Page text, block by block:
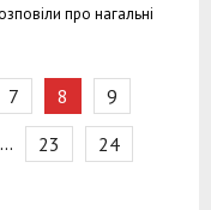
про нагальні
7 8
9
… 23
24